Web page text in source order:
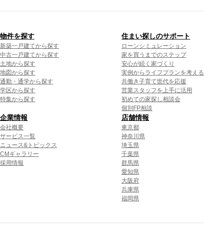
物件を探す
新築一戸建てから探す
中古一戸建てから探す
土地から探す
地図から探す
通勤・通学から探す
学区から探す
特集から探す
住まい探しのサポート
ローンシミュレーション
家を買うまでのステップ
安心が続く家づくり
実例からライフプランを考える
共働き子育て世代を応援
営業スタッフを上手に活用
初めての家探し相談会
個別FP相談
企業情報
会社概要
サービス一覧
ニュース&トピックス
CMギャラリー
採用情報
店舗情報
東京都
神奈川県
埼玉県
千葉県
群馬県
愛知県
大阪府
兵庫県
福岡県